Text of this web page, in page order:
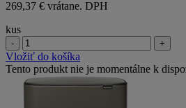
269,37 € vrátane. DPH
kus
- +
Vložiť do košíka
Tento produkt nie je momentálne k